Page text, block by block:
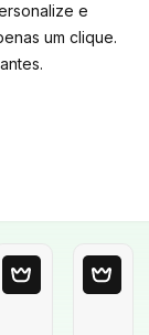
e
um clique.